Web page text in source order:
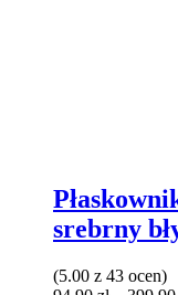
srebrny
(5.00 z 43 ocen)